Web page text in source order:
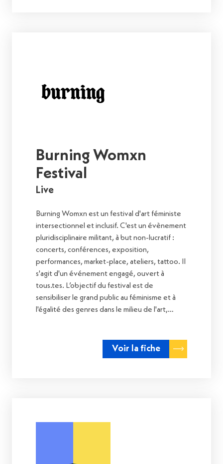
Burning Womxn
Festival
Live
Burning Womxn est un festival d'art féministe
intersectionnel et inclusif. C'est un évènement
pluridisciplinaire militant, à but non-lucratif :
concerts, conférences, exposition,
performances, market-place, ateliers, tattoo. Il
s'agit d'un événement engagé, ouvert à
tous.tes. L’objectif du festival est de
sensibiliser le grand public au féminisme et à
l'égalité des genres dans le milieu de l'art,…
Voir la fiche